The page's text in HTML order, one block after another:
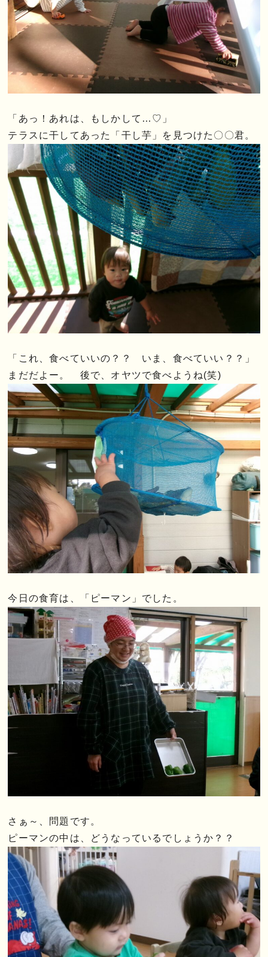
「あっ！あれは、もしかして…♡」
テラスに干してあった「干し芋」を見つけた〇〇君。
「これ、食べていいの？？ いま、食べていい？？」
まだだよー。 後で、オヤツで食べようね(笑)
今日の食育は、「ピーマン」でした。
さぁ～、問題です。
ピーマンの中は、どうなっているでしょうか？？